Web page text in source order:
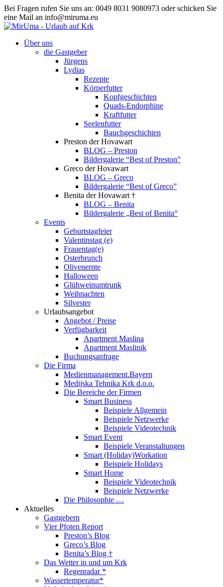
Bei Fragen rufen Sie uns an: 0049 8031 9080973 oder schicken Sie
eine Mail an info@miruma.eu
Über uns
die Gastgeber
Jürgens
Lydias
Rezepte
Körperfutter
Kopfgeschichten
Quads-Endorphine
Kraftfutter
Seelenfutter
Bauchgeschichten
Preston der Hovawart
BLOG – Preston
Bildergalerie “Best of Preston”
Greco der Hovawart
BLOG – Greco
Bildergalerie “Best of Greco”
Benita der Hovawart †
BLOG – Benita
Bildergalerie „Best of Benita“
Events
Geburtstagfeier
Valentinstag (e)
Frauentag(e)
Osterbrunch
Olivenernte
Halloween
Glühweinumtrunk
Weihnachten
Silvester
Urlaubsangebot
Angebot / Preise
Verfügbarkeit
Apartment Maslina
Apartment Maslinik
Buchungsanfrage
Die Firma
Medienmanagement.Bayern
Medijska Tehnika Krk d.o.o.
Die Bereiche der Firmen
Smart Business
Beispiele Allgemein
Beispiele Netzwerke
Beispiele Videotechnik
Smart Event
Beispiele Veranstaltungen
Smart (Holiday)Workation
Beispiele Holidays
Smart Home
Beispiele Videotechnik
Beispiele Netzwerke
Die Philosophie …
Aktuelles
Gastgebern
Vier Pfoten Report
Preston’s Blog
Greco’s Blog
Benita’s Blog †
Das Wetter in und um Krk
Regenradar *
Wassertemperatur*